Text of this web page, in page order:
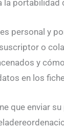
la portabilidad
personal y
o
y
en los
que enviar